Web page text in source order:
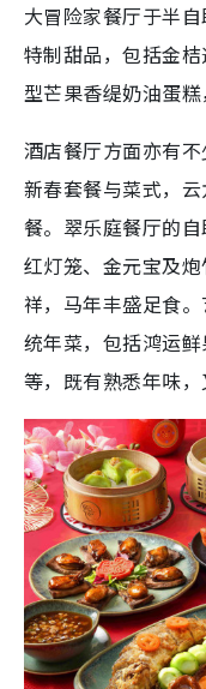
大冒险家餐厅于半
特制甜品，包括金
型芒果香缇奶油蛋糕
酒店餐厅方面亦有
新春套餐与菜式，
餐。翠乐庭餐厅的自
红灯笼、金元宝及
祥，马年丰盛足食
统年菜，包括鸿运
等，既有熟悉年味，